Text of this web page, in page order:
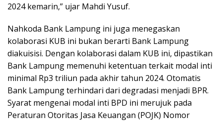
2024 kemarin,” ujar Mahdi Yusuf.
Nahkoda Bank Lampung ini juga menegaskan
kolaborasi KUB ini bukan berarti Bank Lampung
diakuisisi. Dengan kolaborasi dalam KUB ini, dipastikan
Bank Lampung memenuhi ketentuan terkait modal inti
minimal Rp3 triliun pada akhir tahun 2024. Otomatis
Bank Lampung terhindari dari degradasi menjadi BPR.
Syarat mengenai modal inti BPD ini merujuk pada
Peraturan Otoritas Jasa Keuangan (POJK) Nomor